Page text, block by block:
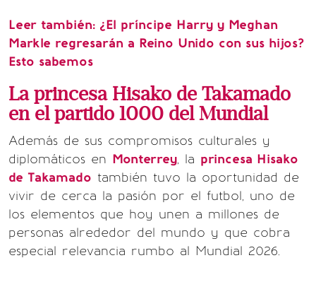
Leer también: ¿El príncipe Harry y Meghan
Markle regresarán a Reino Unido con sus hijos?
Esto sabemos
La princesa Hisako de Takamado
en el partido 1000 del Mundial
Además de sus compromisos culturales y
diplomáticos en Monterrey, la princesa Hisako
de Takamado también tuvo la oportunidad de
vivir de cerca la pasión por el futbol, uno de
los elementos que hoy unen a millones de
personas alrededor del mundo y que cobra
especial relevancia rumbo al Mundial 2026.